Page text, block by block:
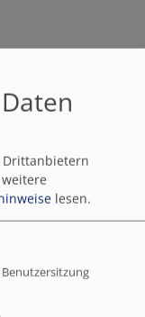
stellen
erinnern an
Drittanbietern
lesen.